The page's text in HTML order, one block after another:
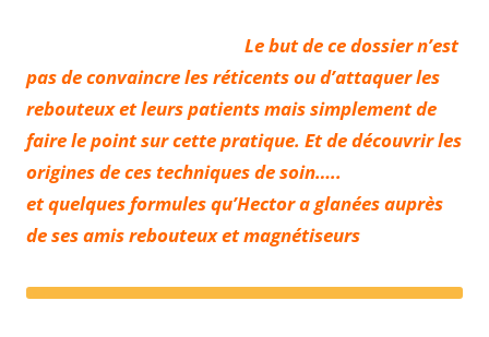
Le but de ce dossier n’est
pas de convaincre les réticents ou d’attaquer les
rebouteux et leurs patients mais simplement de
faire le point sur cette pratique. Et de découvrir les
origines de ces techniques de soin…..
et quelques formules qu’Hector a glanées auprès
de ses amis rebouteux et magnétiseurs